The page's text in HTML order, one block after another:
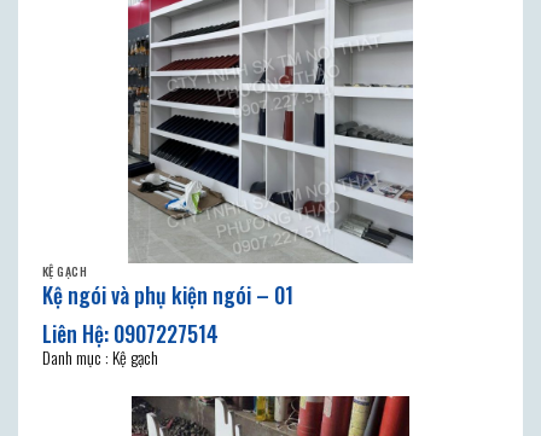
KỆ GẠCH
Kệ ngói và phụ kiện ngói – 01
Danh mục : Kệ gạch